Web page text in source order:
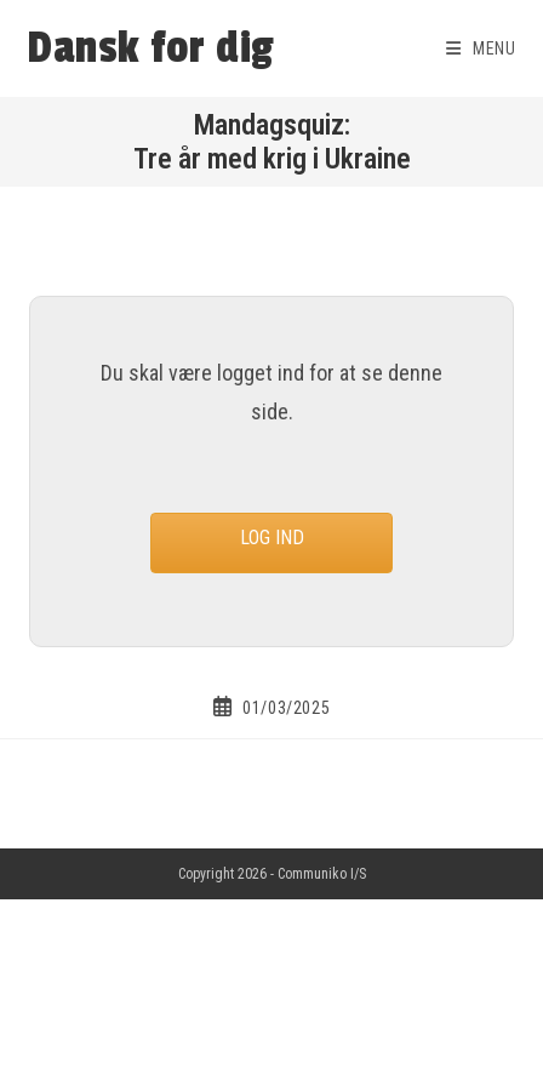
Dansk for dig MENU
Tre år med krig i Ukraine
Du skal være logget ind for at se denne
side.
LOG IND
01/03/2025
Copyright 2026 - Communiko I/S